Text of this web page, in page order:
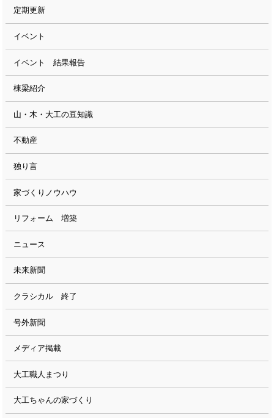
定期更新
イベント
イベント 結果報告
棟梁紹介
山・木・大工の豆知識
不動産
独り言
家づくりノウハウ
リフォーム 増築
ニュース
未来新聞
クラシカル 終了
号外新聞
メディア掲載
大工職人まつり
大工ちゃんの家づくり